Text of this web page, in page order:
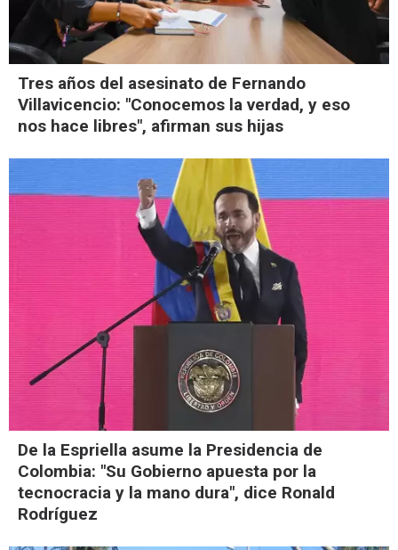
Tres años del asesinato de Fernando
Villavicencio: "Conocemos la verdad, y eso
nos hace libres", afirman sus hijas
De la Espriella asume la Presidencia de
Colombia: "Su Gobierno apuesta por la
tecnocracia y la mano dura", dice Ronald
Rodríguez